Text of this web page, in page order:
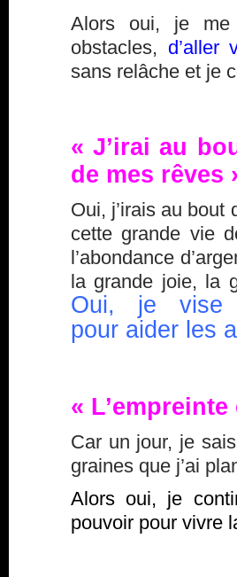
Alors oui, je me
obstacles, d’aller
sans relâche et je
« J’irai au
de mes rêves
Oui, j’irais au
cette grande vie
l’abondance
la grande joie, la
Oui, je vise
pour aider les
«
Car un jour, je
graines que j’ai
Alors oui, je
pouvoir pour vivre